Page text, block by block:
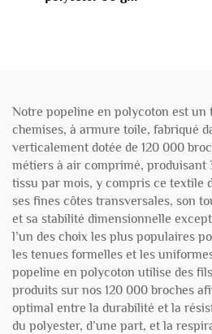
Notre popeline en polycoton est un
chemises, à armure toile, fabriqué
verticalement dotée de 120 000
métiers à air comprimé, produisant
tissu par mois, y compris ce textile
ses fines côtes transversales, son
et sa stabilité dimensionnelle
l’un des choix les plus populaires
les tenues formelles et les
popeline en polycoton utilise des
produits sur nos 120 000 broches
optimal entre la durabilité et la
du polyester, d’une part, et la